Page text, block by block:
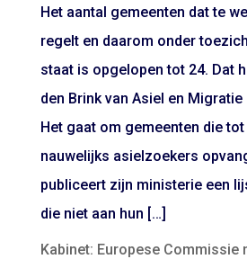
Het aantal gemeenten dat te
regelt en daarom onder
staat is opgelopen tot 24. Dat
den Brink van Asiel en
Het gaat om gemeenten die
nauwelijks asielzoekers
publiceert zijn ministerie een
die niet aan hun […]
Kabinet: Europese Commissie